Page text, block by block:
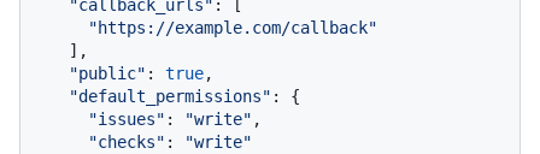
"callback_urls" : [
"https://example.com/callback"
"public" : true,
"default_permissions" : {
"issues" : "write" ,
"checks" :
"write"